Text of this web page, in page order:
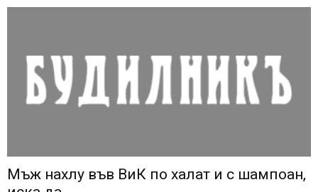
Мъж нахлу във ВиК по халат и с шампоан,